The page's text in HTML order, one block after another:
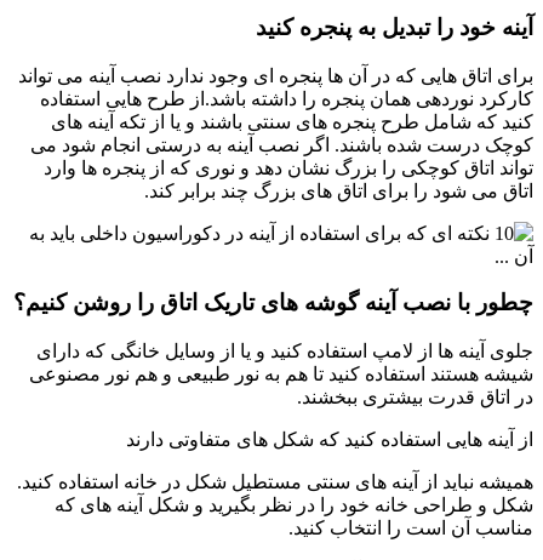
آینه خود را تبدیل به پنجره کنید
برای اتاق هایی که در آن ها پنجره ای وجود ندارد نصب آینه می تواند
کارکرد نوردهی همان پنجره را داشته باشد.از طرح هایی استفاده
کنید که شامل طرح پنجره های سنتی باشند و یا از تکه آینه های
کوچک درست شده باشند. اگر نصب آینه به درستی انجام شود می
تواند اتاق کوچکی را بزرگ نشان دهد و نوری که از پنجره ها وارد
اتاق می شود را برای اتاق های بزرگ چند برابر کند.
چطور با نصب آینه گوشه های تاریک اتاق را روشن کنیم؟
جلوی آینه ها از لامپ استفاده کنید و یا از وسایل خانگی که دارای
شیشه هستند استفاده کنید تا هم به نور طبیعی و هم نور مصنوعی
در اتاق قدرت بیشتری ببخشند.
از آینه هایی استفاده کنید که شکل های متفاوتی دارند
همیشه نباید از آینه های سنتی مستطیل شکل در خانه استفاده کنید.
شکل و طراحی خانه خود را در نظر بگیرید و شکل آینه های که
مناسب آن است را انتخاب کنید.